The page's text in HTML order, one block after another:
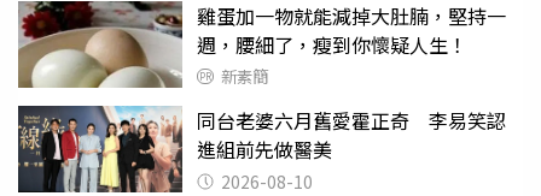
雞蛋加一物就能減掉大肚腩，堅持一
週，腰細了，瘦到你懷疑人生！
新素簡
同台老婆六月舊愛霍正奇 李易笑認
進組前先做醫美
2026-08-10